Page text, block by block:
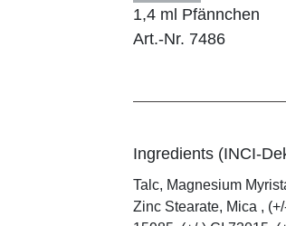
1,4 ml Pfännchen
Art.-Nr. 7486
Ingredients (INCI-
Talc, Magnesium
Zinc Stearate, Mica ,